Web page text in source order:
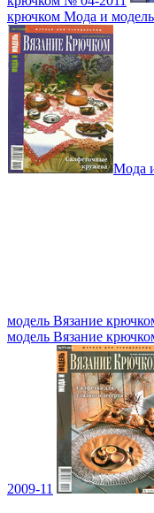
крючком Мода и
Мода
модель Вязание
модель Вязание
2009-11